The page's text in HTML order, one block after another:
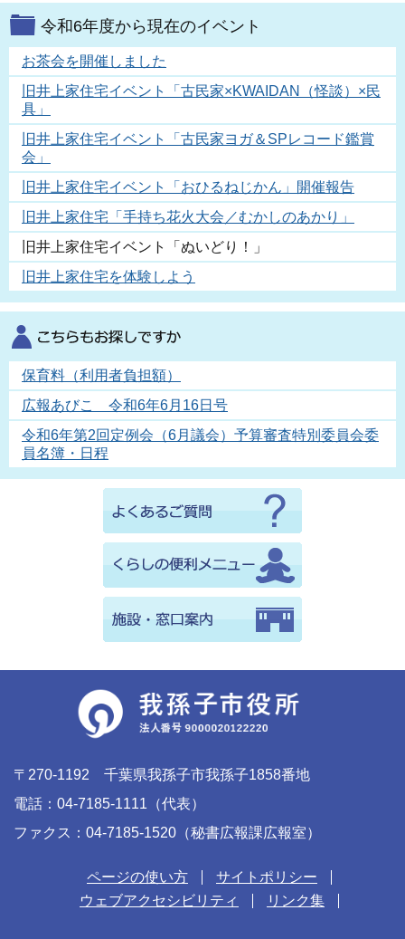
令和6年度から現在のイベント
お茶会を開催しました
旧井上家住宅イベント「古民家×KWAIDAN（怪談）×民
具」
旧井上家住宅イベント「古民家ヨガ＆SPレコード鑑賞
会」
旧井上家住宅イベント「おひるねじかん」開催報告
旧井上家住宅「手持ち花火大会／むかしのあかり」
旧井上家住宅イベント「ぬいどり！」
旧井上家住宅を体験しよう
保育料（利用者負担額）
広報あびこ 令和6年6月16日号
令和6年第2回定例会（6月議会）予算審査特別委員会委
員名簿・日程
〒270-1192 千葉県我孫子市我孫子1858番地
電話：04-7185-1111（代表）
ファクス：04-7185-1520（秘書広報課広報室）
ページの使い方
サイトポリシー
ウェブアクセシビリティ
リンク集